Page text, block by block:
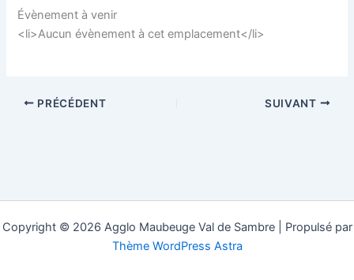
Évènement à venir
<li>Aucun évènement à cet emplacement</li>
PRÉCÉDENT SUIVANT
Copyright © 2026 Agglo Maubeuge Val de Sambre | Propulsé par
Thème WordPress Astra